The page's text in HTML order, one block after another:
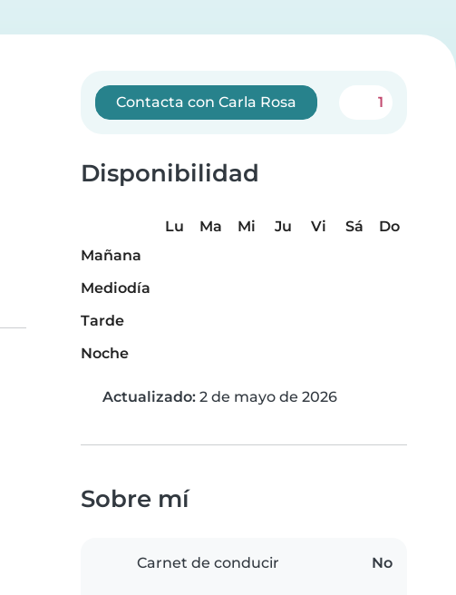
Contacta con Carla Rosa 1
Disponibilidad
Lu Ma Mi Ju Vi Sá
Do
Mañana
Mediodía
Tarde
Noche
Actualizado: 2 de mayo de 2026
Sobre mí
Carnet de conducir No